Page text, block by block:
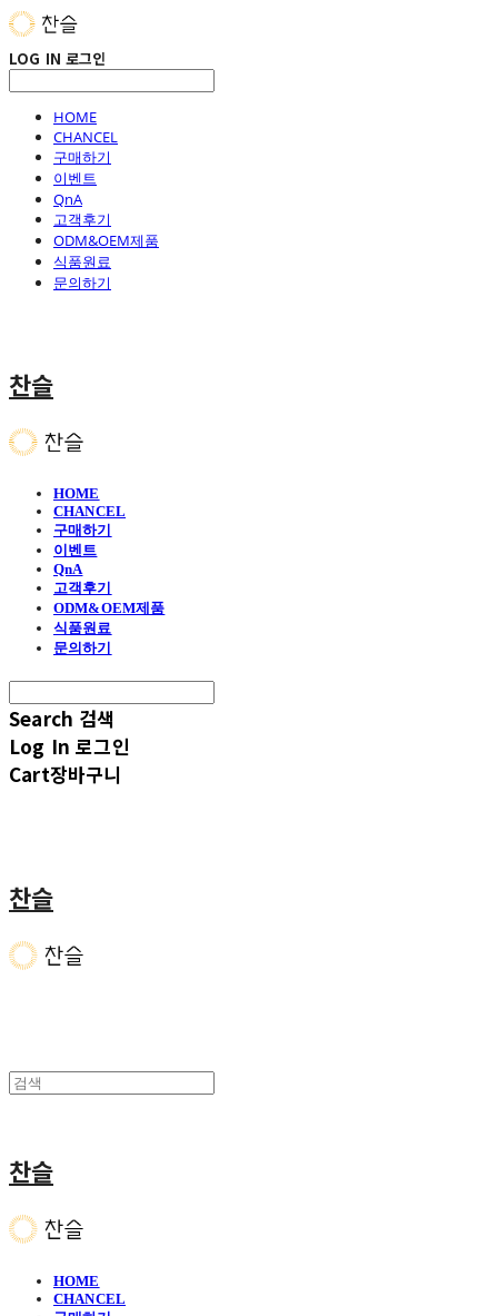
LOG IN 로그인
HOME
CHANCEL
구매하기
이벤트
QnA
고객후기
ODM&OEM제품
식품원료
문의하기
찬슬
HOME
CHANCEL
구매하기
이벤트
QnA
고객후기
ODM&OEM제품
식품원료
문의하기
Search 검색
Log In 로그인
Cart장바구니
찬슬
찬슬
HOME
CHANCEL